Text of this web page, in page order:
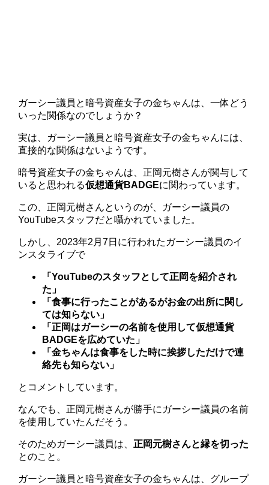
ガーシー議員と暗号資産女子の金ちゃんは、一体どう
いった関係なのでしょうか？
実は、ガーシー議員と暗号資産女子の金ちゃんには、
直接的な関係はないようです。
暗号資産女子の金ちゃんは、正岡元樹さんが関与して
いると思われる仮想通貨BADGEに関わっています。
この、正岡元樹さんというのが、ガーシー議員の
YouTubeスタッフだと囁かれていました。
しかし、2023年2月7日に行われたガーシー議員のイ
ンスタライブで
「YouTubeのスタッフとして正岡を紹介され
た」
「食事に行ったことがあるがお金の出所に関し
ては知らない」
「正岡はガーシーの名前を使用して仮想通貨
BADGEを広めていた」
「金ちゃんは食事をした時に挨拶しただけで連
絡先も知らない」
とコメントしています。
なんでも、正岡元樹さんが勝手にガーシー議員の名前
を使用していたんだそう。
そのためガーシー議員は、 正岡元樹さんと縁を切った
とのこと。
ガーシー議員と暗号資産女子の金ちゃんは、グループ